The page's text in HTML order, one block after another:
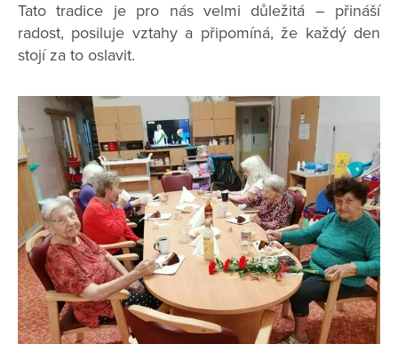
Tato tradice je pro nás velmi důležitá – přináší
radost, posiluje vztahy a připomíná, že každý den
stojí za to oslavit.